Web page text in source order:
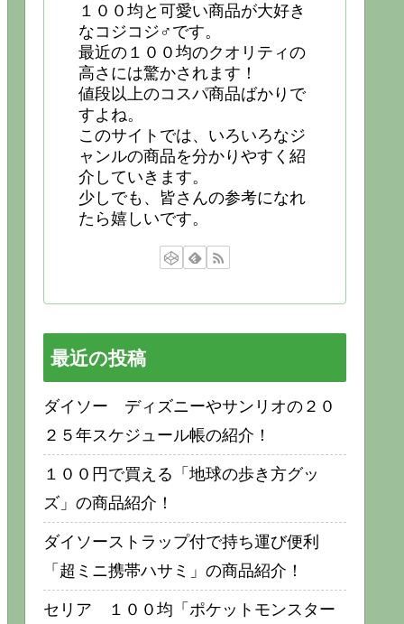
１００均と可愛い商品が大好き
なコジコジ♂です。
最近の１００均のクオリティの
高さには驚かされます！
値段以上のコスパ商品ばかりで
すよね。
このサイトでは、いろいろなジ
ャンルの商品を分かりやすく紹
介していきます。
少しでも、皆さんの参考になれ
たら嬉しいです。
最近の投稿
ダイソー ディズニーやサンリオの２０
２５年スケジュール帳の紹介！
１００円で買える「地球の歩き方グッ
ズ」の商品紹介！
ダイソーストラップ付で持ち運び便利
「超ミニ携帯ハサミ」の商品紹介！
セリア １００均「ポケットモンスター